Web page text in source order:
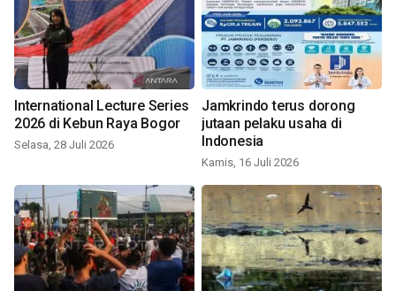
International Lecture Series
2026 di Kebun Raya Bogor
Selasa, 28 Juli 2026
Jamkrindo terus dorong
jutaan pelaku usaha di
Indonesia
Kamis, 16 Juli 2026